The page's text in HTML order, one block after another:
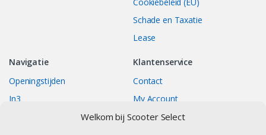
Welkom bij Scooter Select
Schade en Taxatie
Lease
Navigatie
Openingstijden
In3
Klantenservice
Contact
My Account
Track your Order